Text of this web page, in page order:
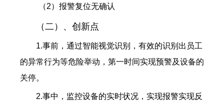
（2）报警复位无确认
（二）、创新点
1.事前，通过智能视觉识别，有效的识别出员工
的异常行为等危险举动，第一时间实现预警及设备的
关停。
2.事中，监控设备的实时状况，实现报警实现反